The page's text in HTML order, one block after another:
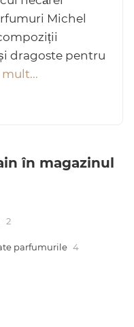
Michel
dragoste pentru
în magazinul
2
parfumurile 4